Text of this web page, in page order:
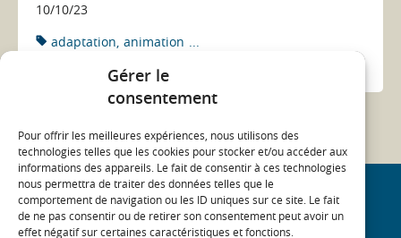
Gérer le
consentement
Pour offrir les meilleures expériences, nous utilisons des
technologies telles que les cookies pour stocker et/ou accéder aux
informations des appareils. Le fait de consentir à ces technologies
nous permettra de traiter des données telles que le
comportement de navigation ou les ID uniques sur ce site. Le fait
de ne pas consentir ou de retirer son consentement peut avoir un
effet négatif sur certaines caractéristiques et fonctions.
10/10/23
adaptation animation ...
REJOIGNEZ NOTRE COMMUNAUTÉ